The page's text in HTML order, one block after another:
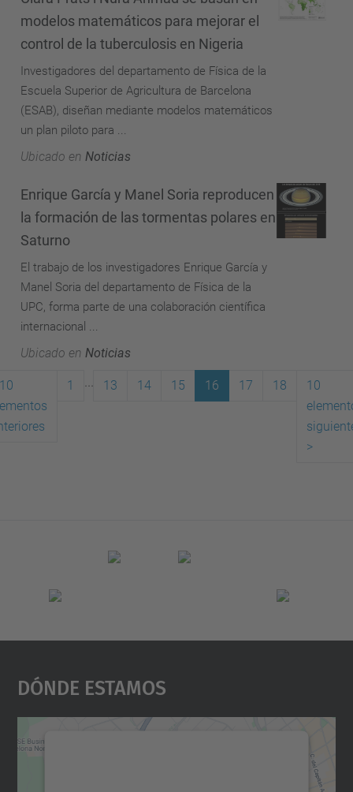
modelos matemáticos para mejorar el
control de la tuberculosis en Nigeria
Investigadores del departamento de Física de la
Escuela Superior de Agricultura de Barcelona
(ESAB), diseñan mediante modelos matemáticos
un plan piloto para ...
Ubicado en Noticias
Enrique García y Manel Soria reproducen
la formación de las tormentas polares en
Saturno
El trabajo de los investigadores Enrique García y
Manel Soria del departamento de Física de la
UPC, forma parte de una colaboración científica
internacional ...
Ubicado en Noticias
1 13 14 15 16 17 18
10
>
Dónde Estamos